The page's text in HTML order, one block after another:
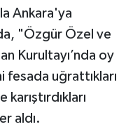
Ankara'ya
"Özgür Özel ve
Kurultayı’nda oy
fesada uğrattıkları
aldı.